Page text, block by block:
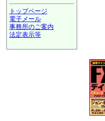
トップページ
電子メール
事務所のご案内
法定表示等